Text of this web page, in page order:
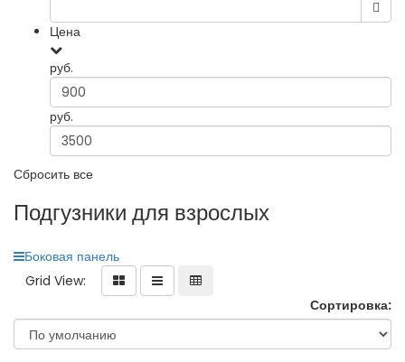
Цена
руб.
руб.
Сбросить все
Подгузники для взрослых
Боковая панель
Grid View:
Сортировка: